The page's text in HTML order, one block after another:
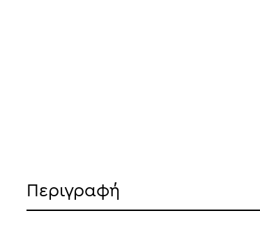
Περιγραφή